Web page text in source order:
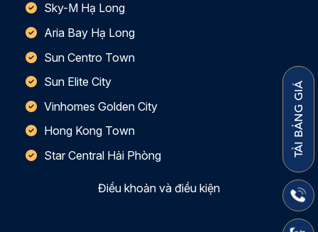
Sky-M Hạ Long
Aria Bay Hạ Long
Sun Centro Town
Sun Elite City
Vinhomes Golden City
Hong Kong Town
Star Central Hải Phòng
Điều khoản và điều kiện
TẢI BẢNG GIÁ